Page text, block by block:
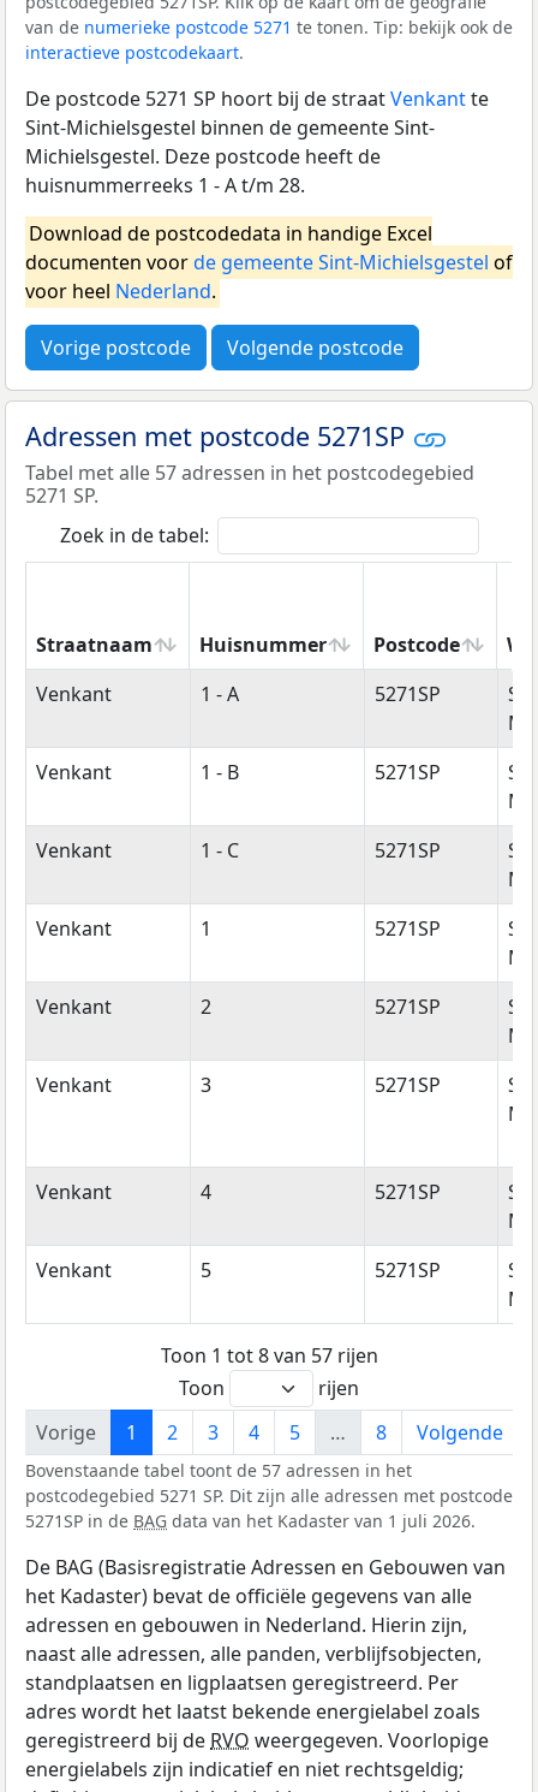
van de numerieke postcode 5271 te tonen. Tip: bekijk ook de
interactieve postcodekaart.
De postcode 5271 SP hoort bij de straatVenkantte
Sint-Michielsgestel binnen de gemeente Sint-
Michielsgestel. Deze postcode heeft de
huisnummerreeks 1 - A t/m 28.
Download de postcodedata in handige Excel
documenten voorde gemeente Sint-Michielsgestel of
voor heel Nederland.
Vorige postcode Volgende postcode
Adressen met postcode 5271SP
Tabel met alle 57 adressen in het postcodegebied
5271 SP.
Zoek in de tabel:
Straatnaam Huisnummer Postcode
Straatnaam
Huisnummer Postcode
Venkant 1 - A 5271SP
Venkant
1 - B 5271SP
Venkant
1 - C 5271SP
Venkant
1 5271SP
Venkant
2 5271SP
Venkant
3 5271SP
Venkant 4 5271SP
Venkant
5 5271SP
Toon 1 tot 8 van 57 rijen
Toon
rijen
Vorige
1 2 3 4 5 … 8 Volgende
Bovenstaande tabel toont de 57 adressen in het
postcodegebied 5271 SP. Dit zijn alle adressen met postcode
5271SP in de BAG data van het Kadaster van 1 juli 2026.
De BAG (Basisregistratie Adressen en Gebouwen van
het Kadaster) bevat de officiële gegevens van alle
adressen en gebouwen in Nederland. Hierin zijn,
naast alle adressen, alle panden, verblijfsobjecten,
standplaatsen en ligplaatsen geregistreerd. Per
adres wordt het laatst bekende energielabel zoals
geregistreerd bij de RVO weergegeven. Voorlopige
energielabels zijn indicatief en niet rechtsgeldig;